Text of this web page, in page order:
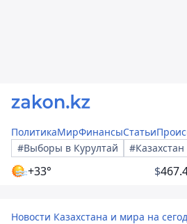
ПолитикаМирФинансыСтатьи
#Выборы в Курултай
+33° $
Новости Казахстана и мира на